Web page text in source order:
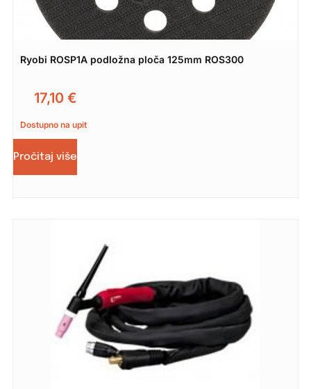
Ryobi ROSP1A podložna ploča 125mm ROS300
17,10 €
Dostupno na upit
Pročitaj više